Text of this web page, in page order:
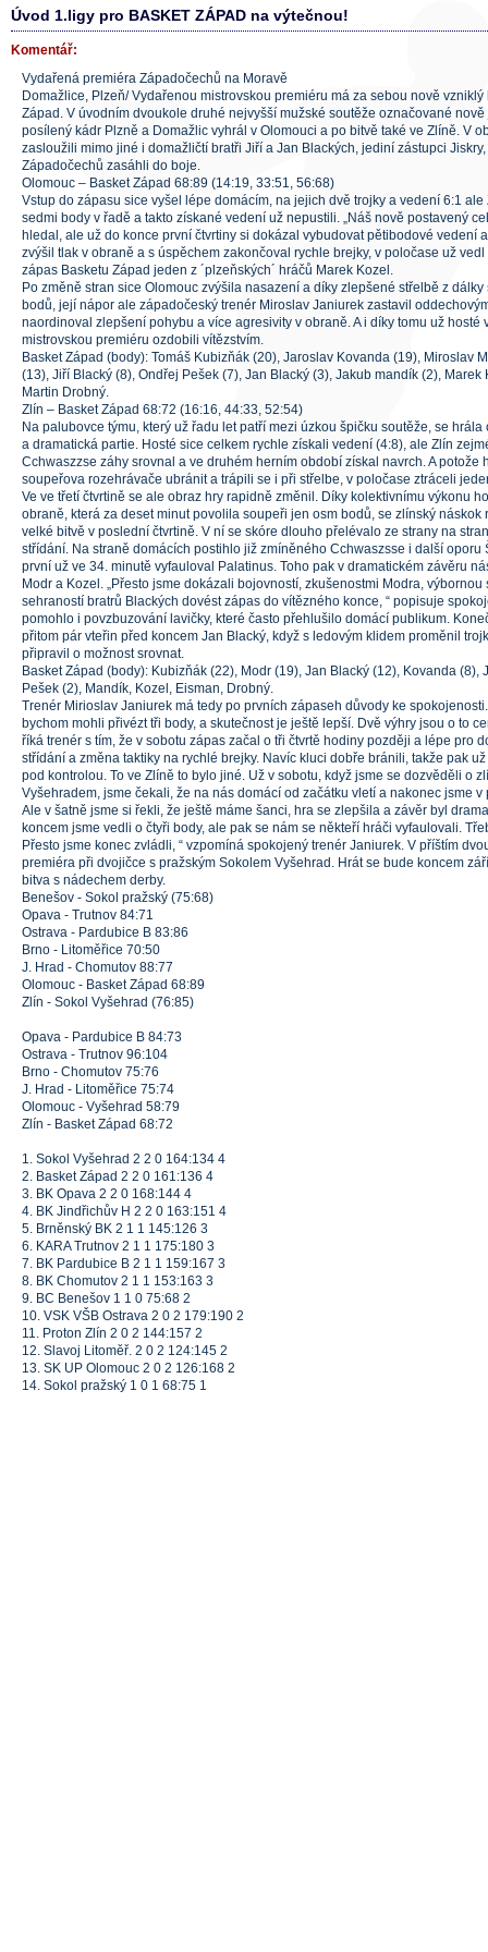
Úvod 1.ligy pro BASKET ZÁPAD na výtečnou!
Komentář:
Vydařená premiéra Západočechů na Moravě
Domažlice, Plzeň/ Vydařenou mistrovskou premiéru má za sebou nově
Západ. V úvodním dvoukole druhé nejvyšší mužské soutěže označované
posílený kádr Plzně a Domažlic vyhrál v Olomouci a po bitvě také ve Zlíně. V
zasloužili mimo jiné i domažličtí bratři Jiří a Jan Blackých, jediní zástupci
Západočechů zasáhli do boje.
Olomouc – Basket Západ 68:89 (14:19, 33:51, 56:68)
Vstup do zápasu sice vyšel lépe domácím, na jejich dvě trojky a vedení 6:1
sedmi body v řadě a takto získané vedení už nepustili. „Náš nově postavený
hledal, ale už do konce první čtvrtiny si dokázal vybudovat pětibodové vedení
zvýšil tlak v obraně a s úspěchem zakončoval rychle brejky, v poločase už
zápas Basketu Západ jeden z ´plzeňských´ hráčů Marek Kozel.
Po změně stran sice Olomouc zvýšila nasazení a díky zlepšené střelbě z
bodů, její nápor ale západočeský trenér Miroslav Janiurek zastavil
naordinoval zlepšení pohybu a více agresivity v obraně. A i díky tomu už hosté
mistrovskou premiéru ozdobili vítězstvím.
Basket Západ (body): Tomáš Kubizňák (20), Jaroslav Kovanda (19), Miroslav
(13), Jiří Blacký (8), Ondřej Pešek (7), Jan Blacký (3), Jakub mandík (2), Marek
Martin Drobný.
Zlín – Basket Západ 68:72 (16:16, 44:33, 52:54)
Na palubovce týmu, který už řadu let patří mezi úzkou špičku soutěže, se
a dramatická partie. Hosté sice celkem rychle získali vedení (4:8), ale Zlín
Cchwaszzse záhy srovnal a ve druhém herním období získal navrch. A potože
soupeřova rozehrávače ubránit a trápili se i při střelbe, v poločase ztráceli
Ve ve třetí čtvrtině se ale obraz hry rapidně změnil. Díky kolektivnímu výkonu
obraně, která za deset minut povolila soupeři jen osm bodů, se zlínský náskok
velké bitvě v poslední čtvrtině. V ní se skóre dlouho přelévalo ze strany na
střídání. Na straně domácích postihlo již zmíněného Cchwaszsse i další oporu
první už ve 34. minutě vyfauloval Palatinus. Toho pak v dramatickém závěru
Modr a Kozel. „Přesto jsme dokázali bojovností, zkušenostmi Modra,
sehraností bratrů Blackých dovést zápas do vítězného konce, “ popisuje
pomohlo i povzbuzování lavičky, které často přehlušilo domácí publikum.
přitom pár vteřin před koncem Jan Blacký, když s ledovým klidem proměnil
připravil o možnost srovnat.
Basket Západ (body): Kubizňák (22), Modr (19), Jan Blacký (12), Kovanda (8),
Pešek (2), Mandík, Kozel, Eisman, Drobný.
Trenér Mirioslav Janiurek má tedy po prvních zápaseh důvody ke
bychom mohli přivézt tři body, a skutečnost je ještě lepší. Dvě výhry jsou o to
říká trenér s tím, že v sobotu zápas začal o tři čtvrtě hodiny později a lépe pro
střídání a změna taktiky na rychlé brejky. Navíc kluci dobře bránili, takže pak
pod kontrolou. To ve Zlíně to bylo jiné. Už v sobotu, když jsme se dozvěděli o
Vyšehradem, jsme čekali, že na nás domácí od začátku vletí a nakonec jsme
Ale v šatně jsme si řekli, že ještě máme šanci, hra se zlepšila a závěr byl
koncem jsme vedli o čtyři body, ale pak se nám se někteří hráči vyfaulovali.
Přesto jsme konec zvládli, “ vzpomíná spokojený trenér Janiurek. V příštím
premiéra při dvojičce s pražským Sokolem Vyšehrad. Hrát se bude koncem
bitva s nádechem derby.
Benešov - Sokol pražský (75:68)
Opava - Trutnov 84:71
Ostrava - Pardubice B 83:86
Brno - Litoměřice 70:50
J. Hrad - Chomutov 88:77
Olomouc - Basket Západ 68:89
Zlín - Sokol Vyšehrad (76:85)
Opava - Pardubice B 84:73
Ostrava - Trutnov 96:104
Brno - Chomutov 75:76
J. Hrad - Litoměřice 75:74
Olomouc - Vyšehrad 58:79
Zlín - Basket Západ 68:72
1. Sokol Vyšehrad 2 2 0 164:134 4
2. Basket Západ 2 2 0 161:136 4
3. BK Opava 2 2 0 168:144 4
4. BK Jindřichův H 2 2 0 163:151 4
5. Brněnský BK 2 1 1 145:126 3
6. KARA Trutnov 2 1 1 175:180 3
7. BK Pardubice B 2 1 1 159:167 3
8. BK Chomutov 2 1 1 153:163 3
9. BC Benešov 1 1 0 75:68 2
10. VSK VŠB Ostrava 2 0 2 179:190 2
11. Proton Zlín 2 0 2 144:157 2
12. Slavoj Litoměř. 2 0 2 124:145 2
13. SK UP Olomouc 2 0 2 126:168 2
14. Sokol pražský 1 0 1 68:75 1